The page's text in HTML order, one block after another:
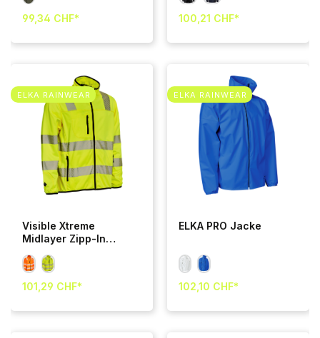
99,34 CHF* 100,21 CHF*
ELKA RAINWEAR
Visible Xtreme
Midlayer Zipp-In
101,29 CHF*
ELKA RAINWEAR
ELKA PRO Jacke
102,10 CHF*